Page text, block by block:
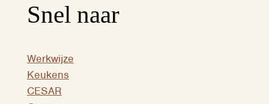
Snel naar
Werkwijze
Keukens
CESAR